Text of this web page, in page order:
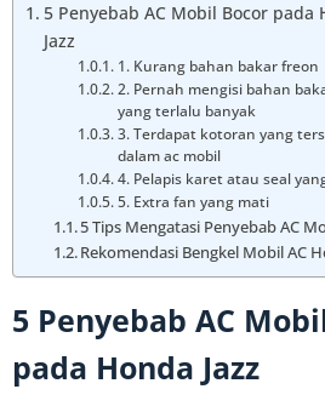
5 Penyebab AC Mobil Bocor pada
Jazz
1. Kurang bahan bakar freon
2. Pernah mengisi bahan
yang terlalu banyak
3. Terdapat kotoran yang
dalam ac mobil
4. Pelapis karet atau seal
5. Extra fan yang mati
5 Tips Mengatasi Penyebab AC
Rekomendasi Bengkel Mobil AC
5 Penyebab AC
pada Honda Jazz